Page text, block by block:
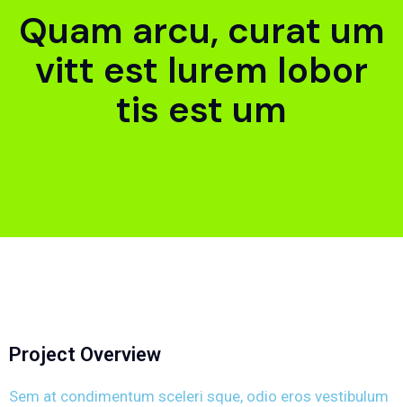
Quam arcu, curat um
vitt est lurem lobor
tis est um
Project Overview
Sem at condimentum sceleri sque, odio eros vestibulum